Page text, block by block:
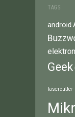
TAGS
android
Geek
lasercutter